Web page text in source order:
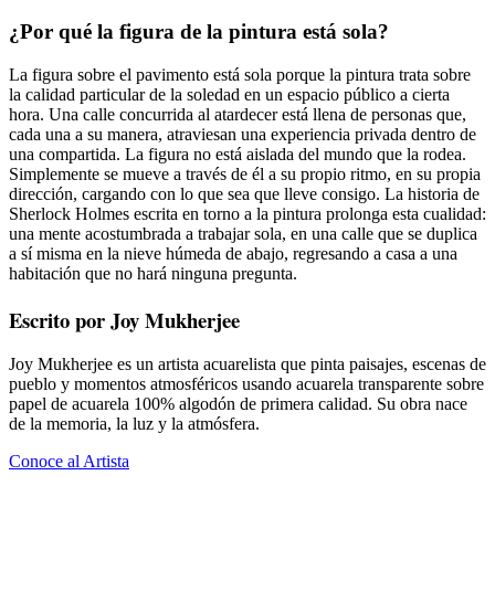
¿Por qué la figura de la pintura está sola?
La figura sobre el pavimento está sola porque la pintura trata sobre
la calidad particular de la soledad en un espacio público a cierta
hora. Una calle concurrida al atardecer está llena de personas que,
cada una a su manera, atraviesan una experiencia privada dentro de
una compartida. La figura no está aislada del mundo que la rodea.
Simplemente se mueve a través de él a su propio ritmo, en su propia
dirección, cargando con lo que sea que lleve consigo. La historia de
Sherlock Holmes escrita en torno a la pintura prolonga esta cualidad:
una mente acostumbrada a trabajar sola, en una calle que se duplica
a sí misma en la nieve húmeda de abajo, regresando a casa a una
habitación que no hará ninguna pregunta.
Escrito por Joy Mukherjee
Joy Mukherjee es un artista acuarelista que pinta paisajes, escenas de
pueblo y momentos atmosféricos usando acuarela transparente sobre
papel de acuarela 100% algodón de primera calidad. Su obra nace
de la memoria, la luz y la atmósfera.
Conoce al Artista